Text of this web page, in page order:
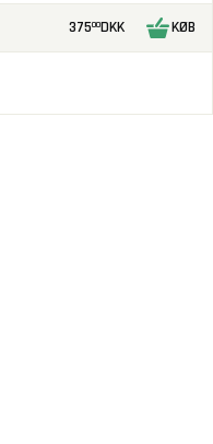
37500DKK KØB